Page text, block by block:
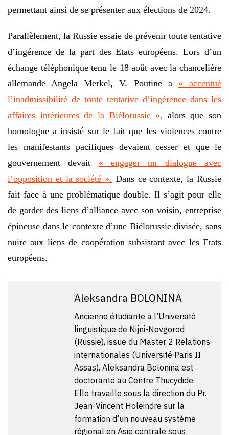
permettant ainsi de se présenter aux élections de 2024.
Parallèlement, la Russie essaie de prévenir toute tentative
d’ingérence de la part des Etats européens. Lors d’un
échange téléphonique tenu le 18 août avec la chancelière
allemande Angela Merkel, V. Poutine a « accentué
l’inadmissibilité de toute tentative d’ingérence dans les
affaires intérieures de la Biélorussie », alors que son
homologue a insisté sur le fait que les violences contre
les manifestants pacifiques devaient cesser et que le
gouvernement devait « engager un dialogue avec
l’opposition et la société ». Dans ce contexte, la Russie
fait face à une problématique double. Il s’agit pour elle
de garder des liens d’alliance avec son voisin, entreprise
épineuse dans le contexte d’une Biélorussie divisée, sans
nuire aux liens de coopération subsistant avec les Etats
européens.
Aleksandra BOLONINA
Ancienne étudiante à l’Université
linguistique de Nijni-Novgorod
(Russie), issue du Master 2 Relations
internationales (Université Paris II
Assas), Aleksandra Bolonina est
doctorante au Centre Thucydide.
Elle travaille sous la direction du Pr.
Jean-Vincent Holeindre sur la
formation d’un nouveau système
régional en Asie centrale sous